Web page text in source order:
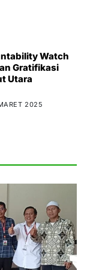
Watch
Gratifikasi
Utara
2025